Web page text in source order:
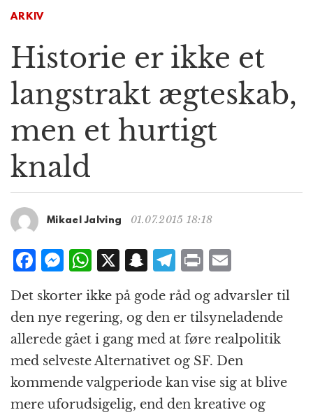
n
a
i
g
a
t
ARKIV
Historie er ikke et
langstrakt ægteskab,
men et hurtigt
knald
Mikael Jalving 01.07.2015 18:18
F
a
c
e
b
o
o
M
ss
e
n
g
e
W
h
at
s
A
p
p
X S
n
a
p
c
h
at
T
el
e
g
r
a
m
P
n
t
ai
l
Det skorter ikke på gode råd og advarsler til
den nye regering, og den er tilsyneladende
allerede gået i gang med at føre realpolitik
med selveste Alternativet og SF. Den
kommende valgperiode kan vise sig at blive
mere uforudsigelig, end den kreative og